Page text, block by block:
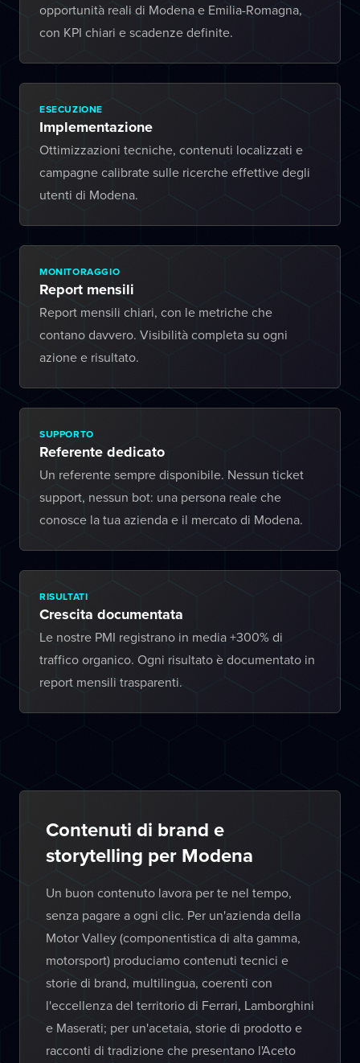
opportunità reali di Modena e Emilia-Romagna,
con KPI chiari e scadenze definite.
ESECUZIONE
Implementazione
Ottimizzazioni tecniche, contenuti localizzati e
campagne calibrate sulle ricerche effettive degli
utenti di Modena.
MONITORAGGIO
Report mensili
Report mensili chiari, con le metriche che
contano davvero. Visibilità completa su ogni
azione e risultato.
SUPPORTO
Referente dedicato
Un referente sempre disponibile. Nessun ticket
support, nessun bot: una persona reale che
conosce la tua azienda e il mercato di Modena.
RISULTATI
Crescita documentata
Le nostre PMI registrano in media +300% di
traffico organico. Ogni risultato è documentato in
report mensili trasparenti.
Contenuti di brand e
storytelling per Modena
Un buon contenuto lavora per te nel tempo,
senza pagare a ogni clic. Per un'azienda della
Motor Valley (componentistica di alta gamma,
motorsport) produciamo contenuti tecnici e
storie di brand, multilingua, coerenti con
l'eccellenza del territorio di Ferrari, Lamborghini
e Maserati; per un'acetaia, storie di prodotto e
racconti di tradizione che presentano l'Aceto